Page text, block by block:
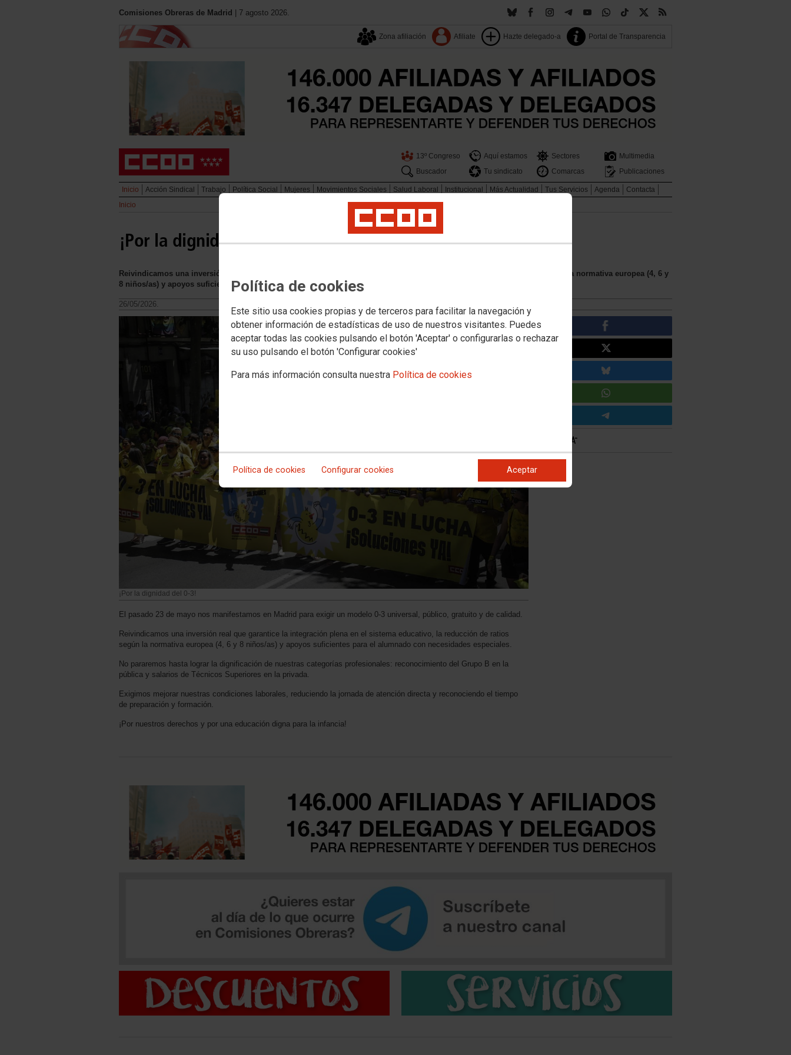
Política de cookies
Este sitio usa cookies propias y de terceros para facilitar la navegación y
obtener información de estadísticas de uso de nuestros visitantes. Puedes
aceptar todas las cookies pulsando el botón 'Aceptar' o configurarlas o rechazar
su uso pulsando el botón 'Configurar cookies'
Para más información consulta nuestra Política de cookies
Política de cookies Configurar cookies Aceptar
Comisiones Obreras de Madrid | 7 agosto 2026.
Zona afiliación Afiliate Hazte delegado-a Portal de Transparencia
13º Congreso Aquí estamos Sectores
Multimedia
Buscador
Tu sindicato Comarcas Publicaciones
Inicio Acción Sindical Trabajo Política Social Mujeres Movimientos Sociales Salud Laboral Institucional Más Actualidad Tus Servicios Agenda
Contacta
Inicio
¡Por la dignidad del 0-3!
Reivindicamos una inversión real que garantice la integración plena en el sistema educativo, la reducción de ratios según la normativa europea (4, 6 y
8 niños/as) y apoyos suficientes para el alumnado con necesidades especiales.
26/05/2026.
¡Por la dignidad del 0-3!
El pasado 23 de mayo nos manifestamos en Madrid para exigir un modelo 0-3 universal, público, gratuito y de calidad.
Reivindicamos una inversión real que garantice la integración plena en el sistema educativo, la reducción de ratios
según la normativa europea (4, 6 y 8 niños/as) y apoyos suficientes para el alumnado con necesidades especiales.
No pararemos hasta lograr la dignificación de nuestras categorías profesionales: reconocimiento del Grupo B en la
pública y salarios de Técnicos Superiores en la privada.
Exigimos mejorar nuestras condiciones laborales, reduciendo la jornada de atención directa y reconociendo el tiempo
de preparación y formación.
¡Por nuestros derechos y por una educación digna para la infancia!